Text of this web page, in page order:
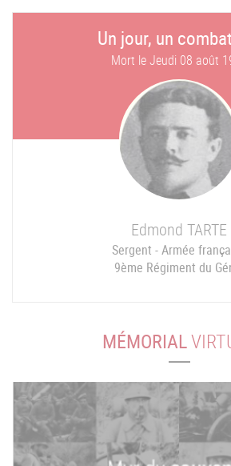
Un jour, un
Mort leJeudi 08 août
Edmond TARTE
Sergent - Armée
9ème Régiment du
MÉMORIAL